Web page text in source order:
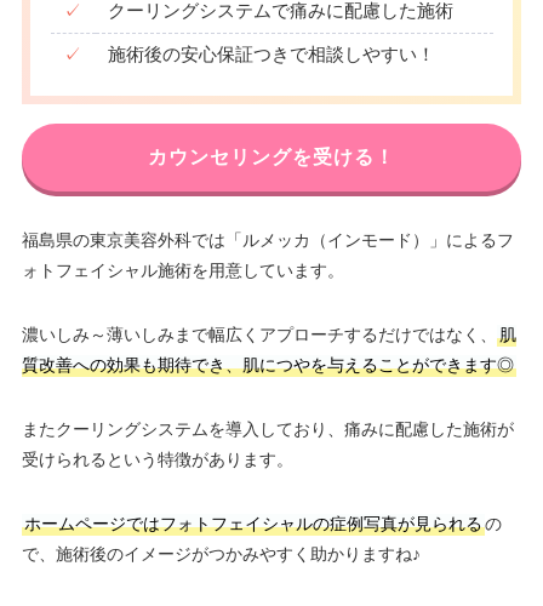
✓ クーリングシステムで痛みに配慮した施術
✓ 施術後の安心保証つきで相談しやすい！
カウンセリングを受ける！
福島県の東京美容外科では「ルメッカ（インモード）」によるフ
ォトフェイシャル施術を用意しています。
濃いしみ～薄いしみまで幅広くアプローチするだけではなく、
肌
質改善への効果も期待でき、肌につやを与えることができます◎
またクーリングシステムを導入しており、痛みに配慮した施術が
受けられるという特徴があります。
ホームページではフォトフェイシャルの症例写真が見られるの
で、施術後のイメージがつかみやすく助かりますね♪